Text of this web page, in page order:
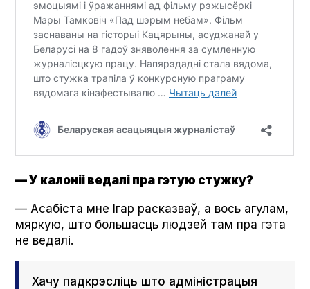
— У калоніі ведалі пра гэтую стужку?
— Асабіста мне Ігар расказваў, а вось агулам,
мяркую, што большасць людзей там пра гэта
не ведалі.
Хачу падкрэсліць што адміністрацыя